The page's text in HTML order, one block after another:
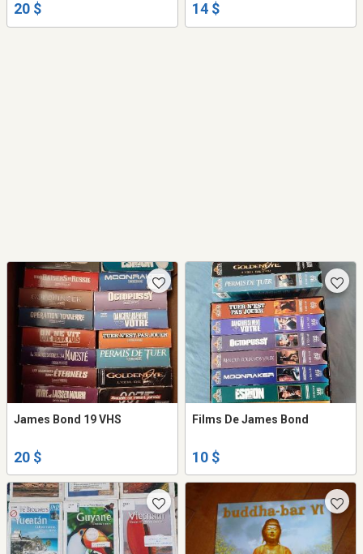
PUPPET ANIMATION
20 $
POUPOUNE BARBE LILI FETE
14 $
James Bond 19 VHS
20 $
Films De James Bond
10 $